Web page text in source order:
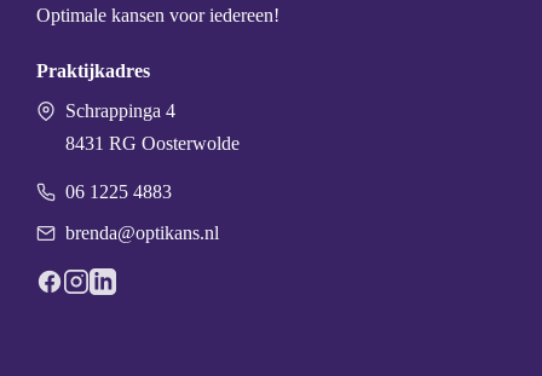
Optimale kansen voor iedereen!
Praktijkadres
Schrappinga 4
8431 RG Oosterwolde
06 1225 4883
brenda@optikans.nl